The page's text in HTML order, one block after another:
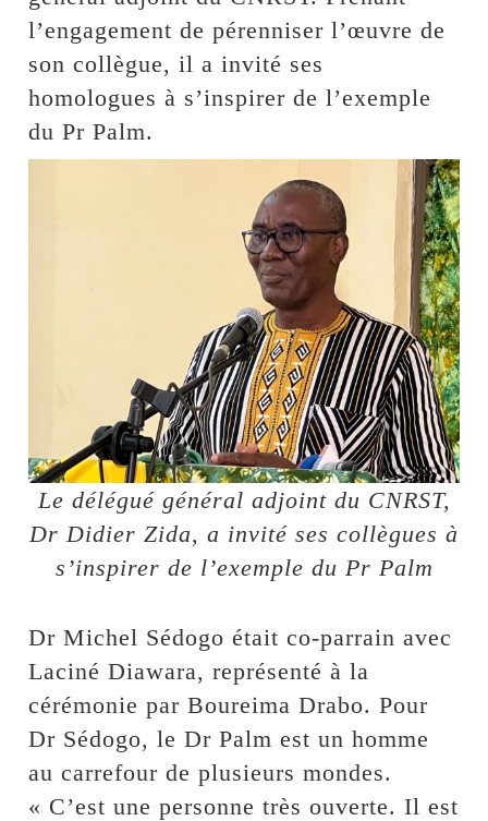
l’engagement de pérenniser l’œuvre de
son collègue, il a invité ses
homologues à s’inspirer de l’exemple
du Pr Palm.
Le délégué général adjoint du CNRST,
Dr Didier Zida, a invité ses collègues à
s’inspirer de l’exemple du Pr Palm
Dr Michel Sédogo était co-parrain avec
Laciné Diawara, représenté à la
cérémonie par Boureima Drabo. Pour
Dr Sédogo, le Dr Palm est un homme
au carrefour de plusieurs mondes.
« C’est une personne très ouverte. Il est